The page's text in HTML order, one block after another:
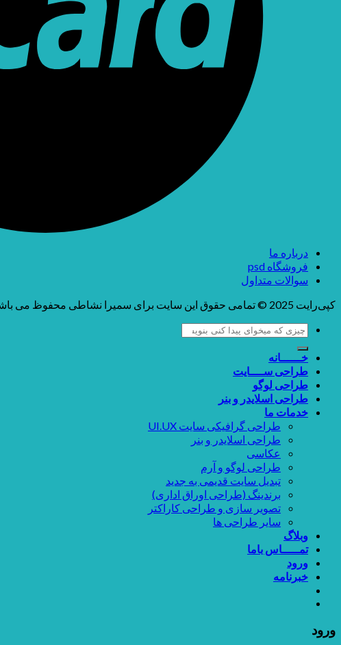
درباره ما
فروشگاه psd
سوالات متداول
کپی‌رایت 2025 © تمامی حقوق این سایت برای سمیرا نشاطی محفوظ می باشد
جستجو
برای:
خــــــانه
طراحی ســــایت
طراحی لوگو
طراحی اسلایدر و بنر
خدمات ما
طراحی گرافیکی سایت UI.UX
طراحی اسلایدر و بنر
عکاسی
طراحی لوگو و آرم
تبدیل سایت قدیمی به جدید
برندینگ (طراحی اوراق اداری)
تصویر سازی و طراحی کاراکتر
سایر طراحی ها
وبلاگ
تمـــــاس باما
ورود
خبرنامه
ورود